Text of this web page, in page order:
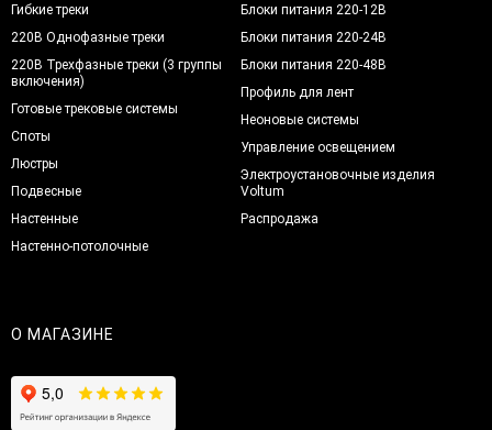
Гибкие треки
220В Однофазные треки
220В Трехфазные треки (3 группы
включения)
Готовые трековые системы
Споты
Люстры
Подвесные
Настенные
Настенно-потолочные
Блоки питания 220-12В
Блоки питания 220-24В
Блоки питания 220-48В
Профиль для лент
Неоновые системы
Управление освещением
Электроустановочные изделия
Voltum
Распродажа
О МАГАЗИНЕ